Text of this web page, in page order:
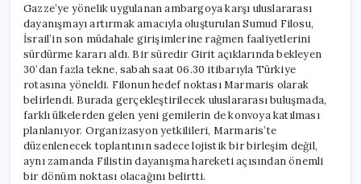
Ablukasını
Kıracak
Tarihi
Toplantılar
Türkiye’de
Yapılacak
için
Gazze’ye yönelik uygulanan ambargoya karşı uluslararası
dayanışmayı artırmak amacıyla oluşturulan Sumud Filosu,
İsrail’in son müdahale girişimlerine rağmen faaliyetlerini
sürdürme kararı aldı. Bir süredir Girit açıklarında bekleyen
30’dan fazla tekne, sabah saat 06.30 itibarıyla Türkiye
rotasına yöneldi. Filonun hedef noktası Marmaris olarak
belirlendi. Burada gerçekleştirilecek uluslararası buluşmada,
farklı ülkelerden gelen yeni gemilerin de konvoya katılması
planlanıyor. Organizasyon yetkilileri, Marmaris’te
düzenlenecek toplantının sadece lojistik bir birleşim değil,
aynı zamanda Filistin dayanışma hareketi açısından önemli
bir dönüm noktası olacağını belirtti.